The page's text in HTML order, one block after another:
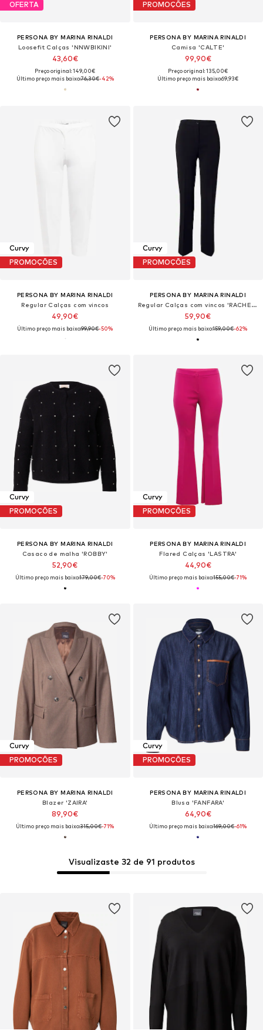
OFERTA
PERSONA BY MARINA RINALDI
Loosefit Calças 'NNWBIKINI'
43,60€
Preço original: 149,00€
Último preço mais baixo:76,30€-42%
PROMOÇÕES
PERSONA BY MARINA RINALDI
Camisa 'CALTE'
99,90€
Preço original: 135,00€
Último preço mais baixo:69,93€
Curvy
PROMOÇÕES
PERSONA BY MARINA RINALDI
Regular Calças com vincos
49,90€
Último preço mais baixo:99,90€-50%
Curvy
PROMOÇÕES
PERSONA BY MARINA RINALDI
Regular Calças com vincos 'RACHELE'
59,90€
Último preço mais baixo:159,00€-62%
Curvy
PROMOÇÕES
PERSONA BY MARINA RINALDI
Casaco de malha 'ROBBY'
52,90€
Último preço mais baixo:179,00€-70%
Curvy
PROMOÇÕES
PERSONA BY MARINA RINALDI
Flared Calças 'LASTRA'
44,90€
Último preço mais baixo:155,00€-71%
Curvy
PROMOÇÕES
PERSONA BY MARINA RINALDI
Blazer 'ZAIRA'
89,90€
Último preço mais baixo:315,00€-71%
Curvy
PROMOÇÕES
PERSONA BY MARINA RINALDI
Blusa 'FANFARA'
64,90€
Último preço mais baixo:169,00€-61%
Visualizaste 32 de 91 produtos